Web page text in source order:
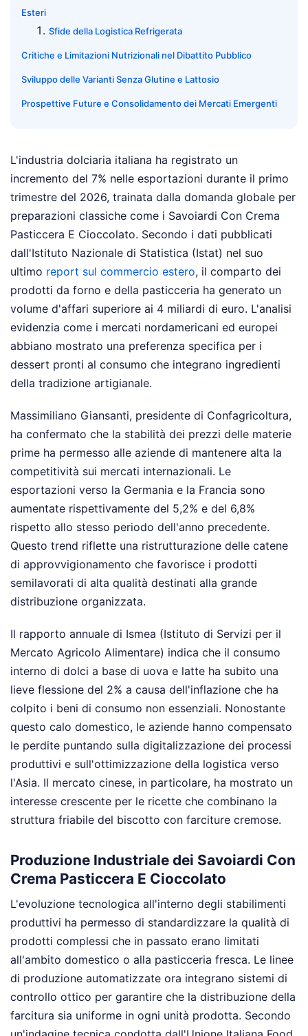
Esteri
Sfide della Logistica Refrigerata
Critiche e Limitazioni Nutrizionali nel Dibattito Pubblico
Sviluppo delle Varianti Senza Glutine e Lattosio
Prospettive Future e Consolidamento dei Mercati Emergenti
L'industria dolciaria italiana ha registrato un
incremento del 7% nelle esportazioni durante il primo
trimestre del 2026, trainata dalla domanda globale per
preparazioni classiche come i Savoiardi Con Crema
Pasticcera E Cioccolato. Secondo i dati pubblicati
dall'Istituto Nazionale di Statistica (Istat) nel suo
ultimo report sul commercio estero, il comparto dei
prodotti da forno e della pasticceria ha generato un
volume d'affari superiore ai 4 miliardi di euro. L'analisi
evidenzia come i mercati nordamericani ed europei
abbiano mostrato una preferenza specifica per i
dessert pronti al consumo che integrano ingredienti
della tradizione artigianale.
Massimiliano Giansanti, presidente di Confagricoltura,
ha confermato che la stabilità dei prezzi delle materie
prime ha permesso alle aziende di mantenere alta la
competitività sui mercati internazionali. Le
esportazioni verso la Germania e la Francia sono
aumentate rispettivamente del 5,2% e del 6,8%
rispetto allo stesso periodo dell'anno precedente.
Questo trend riflette una ristrutturazione delle catene
di approvvigionamento che favorisce i prodotti
semilavorati di alta qualità destinati alla grande
distribuzione organizzata.
Il rapporto annuale di Ismea (Istituto di Servizi per il
Mercato Agricolo Alimentare) indica che il consumo
interno di dolci a base di uova e latte ha subito una
lieve flessione del 2% a causa dell'inflazione che ha
colpito i beni di consumo non essenziali. Nonostante
questo calo domestico, le aziende hanno compensato
le perdite puntando sulla digitalizzazione dei processi
produttivi e sull'ottimizzazione della logistica verso
l'Asia. Il mercato cinese, in particolare, ha mostrato un
interesse crescente per le ricette che combinano la
struttura friabile del biscotto con farciture cremose.
Produzione Industriale dei Savoiardi Con
Crema Pasticcera E Cioccolato
L'evoluzione tecnologica all'interno degli stabilimenti
produttivi ha permesso di standardizzare la qualità di
prodotti complessi che in passato erano limitati
all'ambito domestico o alla pasticceria fresca. Le linee
di produzione automatizzate ora integrano sistemi di
controllo ottico per garantire che la distribuzione della
farcitura sia uniforme in ogni unità prodotta. Secondo